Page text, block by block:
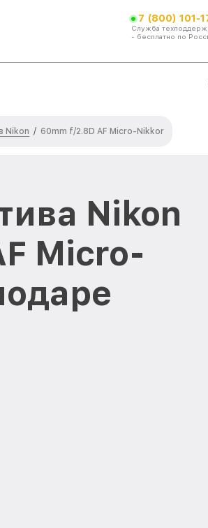
7 (800) 101-
Служба
- бесплатно по
Nikon / 60mm f/2.8D AF Micro-Nikkor
Nikon
Micro-